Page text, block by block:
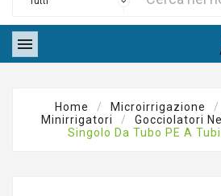

Home Microirrigazione
Minirrigatori
Gocciolatori
Singolo Da Tubo PE A